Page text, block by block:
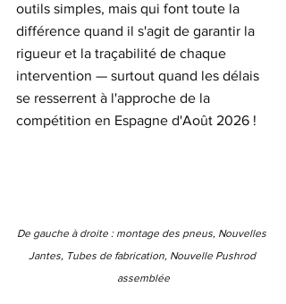
outils simples, mais qui font toute la
différence quand il s'agit de garantir la
rigueur et la traçabilité de chaque
intervention — surtout quand les délais
se resserrent à l'approche de la
compétition en Espagne d'Août 2026 !
De gauche à droite : montage des pneus, Nouvelles
Jantes, Tubes de fabrication, Nouvelle Pushrod
assemblée